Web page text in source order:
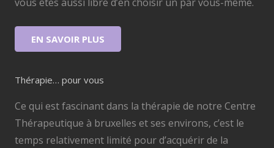
EN SAVOIR PLUS
Thérapie… pour vous
Ce qui est fascinant dans la thérapie de notre Centre
Thérapeutique à bruxelles et ses environs, c’est le
temps relativement limité pour d’acquérir de la